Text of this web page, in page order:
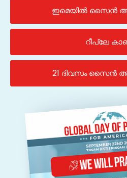
ഇമെയിൽ സൈൻ
റീപ്ലേ
21 ദിവസം സൈൻ